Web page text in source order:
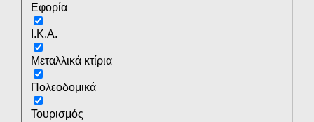
Εφορία
Ι.Κ.Α.
Μεταλλικά κτίρια
Πολεοδομικά
Τουρισμός